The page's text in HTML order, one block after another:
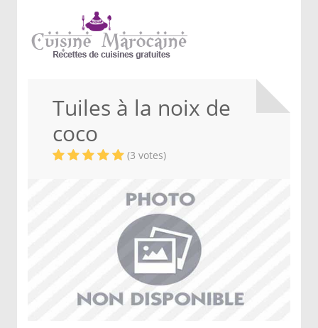
Tuiles à la noix de
coco
(3 votes)